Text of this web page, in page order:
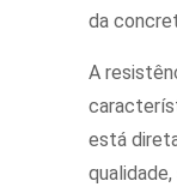
da
A
está